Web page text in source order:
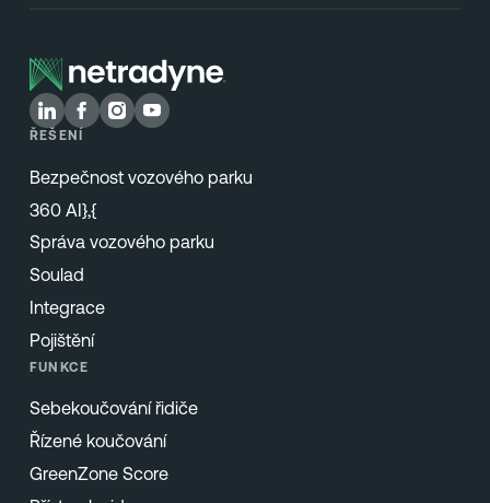
ŘEŠENÍ
Bezpečnost vozového parku
360 AI},{
Správa vozového parku
Soulad
Integrace
Pojištění
FUNKCE
Sebekoučování řidiče
Řízené koučování
GreenZone Score